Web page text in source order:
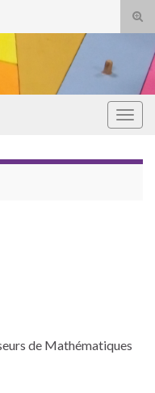
de Mathématiques